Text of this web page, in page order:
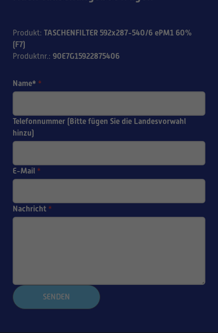
Produkt: TASCHENFILTER 592x287-540/6 ePM1 60%
(F7)
Produktnr.: 90E7G15922875406
Name* *
Telefonnummer (Bitte fügen Sie die Landesvorwahl
hinzu)
E-Mail *
Nachricht *
SENDEN